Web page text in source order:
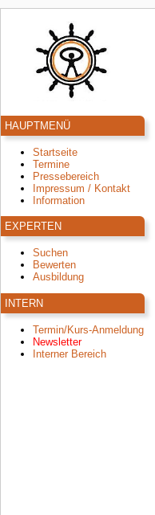
HAUPTMENÜ
Startseite
Termine
Pressebereich
Impressum / Kontakt
Information
EXPERTEN
Suchen
Bewerten
Ausbildung
INTERN
Termin/Kurs-Anmeldung
Newsletter
Interner Bereich